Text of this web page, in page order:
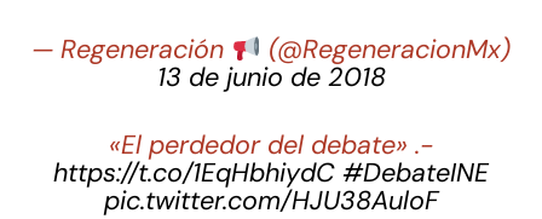
— Regeneración
󠁲 (@RegeneracionMx)
13 de junio de 2018
«El perdedor del debate» .-
https://t.co/1EqHbhiydC #DebateINE
pic.twitter.com/HJU38AuloF